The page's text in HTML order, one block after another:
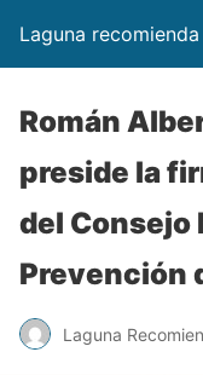
Laguna recomienda
Román
preside la
del Consejo
Prevención
Laguna